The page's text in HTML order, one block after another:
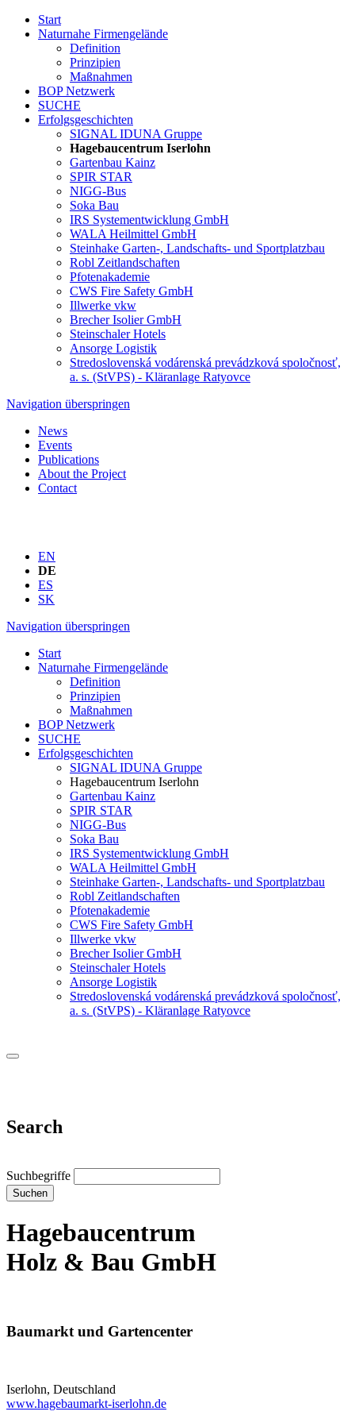
Start
Naturnahe Firmengelände
Definition
Prinzipien
Maßnahmen
BOP Netzwerk
SUCHE
Erfolgsgeschichten
SIGNAL IDUNA Gruppe
Hagebaucentrum Iserlohn
Gartenbau Kainz
SPIR STAR
NIGG-Bus
Soka Bau
IRS Systementwicklung GmbH
WALA Heilmittel GmbH
Steinhake Garten-, Landschafts- und Sportplatzbau
Robl Zeitlandschaften
Pfotenakademie
CWS Fire Safety GmbH
Illwerke vkw
Brecher Isolier GmbH
Steinschaler Hotels
Ansorge Logistik
Stredoslovenská vodárenská prevádzková spoločnosť,
a. s. (StVPS) - Kläranlage Ratyovce
Navigation überspringen
News
Events
Publications
About the Project
Contact
EN
DE
ES
SK
Navigation überspringen
Start
Naturnahe Firmengelände
Definition
Prinzipien
Maßnahmen
BOP Netzwerk
SUCHE
Erfolgsgeschichten
SIGNAL IDUNA Gruppe
Hagebaucentrum Iserlohn
Gartenbau Kainz
SPIR STAR
NIGG-Bus
Soka Bau
IRS Systementwicklung GmbH
WALA Heilmittel GmbH
Steinhake Garten-, Landschafts- und Sportplatzbau
Robl Zeitlandschaften
Pfotenakademie
CWS Fire Safety GmbH
Illwerke vkw
Brecher Isolier GmbH
Steinschaler Hotels
Ansorge Logistik
Stredoslovenská vodárenská prevádzková spoločnosť,
a. s. (StVPS) - Kläranlage Ratyovce
Search
Suchbegriffe
Suchen
Hagebaucentrum
Holz & Bau GmbH
Baumarkt und Gartencenter
Iserlohn, Deutschland
www.hagebaumarkt-iserlohn.de